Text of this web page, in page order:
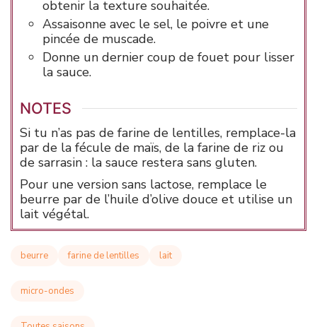
obtenir la texture souhaitée.
Assaisonne avec le sel, le poivre et une
pincée de muscade.
Donne un dernier coup de fouet pour lisser
la sauce.
NOTES
Si tu n’as pas de farine de lentilles, remplace-la
par de la fécule de maïs, de la farine de riz ou
de sarrasin : la sauce restera sans gluten.
Pour une version sans lactose, remplace le
beurre par de l’huile d’olive douce et utilise un
lait végétal.
beurre farine de lentilles lait
micro-ondes